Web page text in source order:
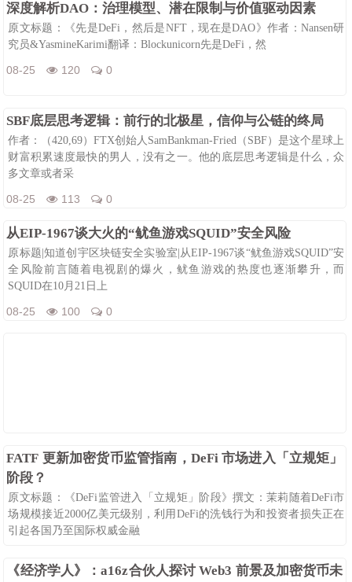
深度解析DAO：治理模型、潜在限制与价值驱动因素
原文标题：《先是DeFi，然后是NFT，现在是DAO》作者：Nansen研
究员&YasmineKarimi翻译：Blockunicorn先是DeFi，然
08-25 120 0
SBF底层思考逻辑：前行的北极星，信仰与公链的终局
作者：（420,69）FTX创始人SamBankman-Fried（SBF）是这个星球上
财富积累速度最快的男人，没有之一。他的底层思考逻辑是什么，众
多文章或者采
08-25 113 0
从EIP-1967谈大火的“鱿鱼游戏SQUID”安全风险
原标题|知道创宇区块链安全实验室|从EIP-1967谈“鱿鱼游戏SQUID”安
全风险前言随着电视剧的爆火，鱿鱼游戏的热度也逐渐攀升，而
SQUID在10月21日上
08-25 100 0
FATF 更新加密货币监管指南，DeFi 市场进入「立规矩」
阶段？
原文标题：《DeFi监管进入「立规矩」阶段》撰文：茉莉随着DeFi市
场规模接近2000亿美元级别，利用DeFi的洗钱行为和投资者损失正在
引起各国乃至国际权威金融
《经济学人》：a16z合伙人探讨 Web3 前景及加密货币未